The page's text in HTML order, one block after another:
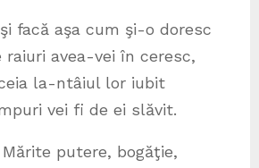
facă aşa cum şi-o doresc
avea-vei în ceresc,
la-ntâiul lor iubit
vei fi de ei slăvit.
putere, bogăţie,